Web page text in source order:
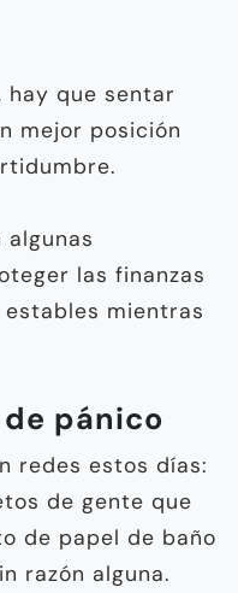
hay que sentar
mejor posición
algunas
las finanzas
mientras
pánico
redes estos días:
de gente que
de papel de baño
razón alguna.